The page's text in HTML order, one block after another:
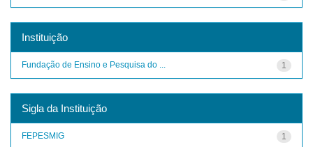
Instituição
1
Fundação de Ensino e Pesquisa do ...
Sigla da Instituição
1
FEPESMIG